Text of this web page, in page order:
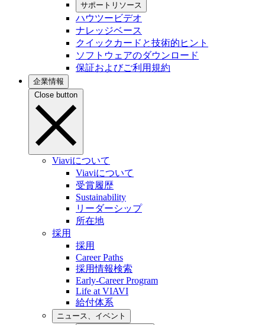
サポートリソース
ハウツービデオ
ナレッジベース
クイックカードと技術的ヒント
ソフトウェアのダウンロード
保証およびご利用規約
企業情報
Close button
Viaviについて
Viaviについて
受賞履歴
Sustainability
リーダーシップ
所在地
採用
採用
Career Paths
採用情報検索
Early-Career Program
Life at VIAVI
給付体系
ニュース、イベント